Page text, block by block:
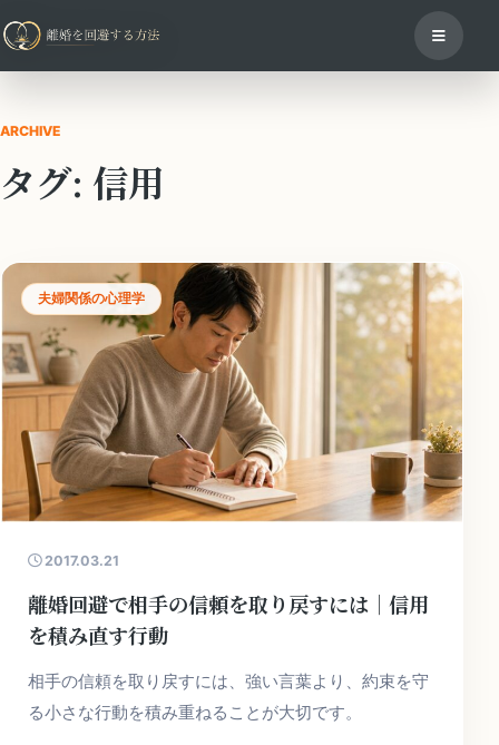
ARCHIVE
タグ: 信用
夫婦関係の心理学
2017.03.21
離婚回避で相手の信頼を取り戻すには｜信用
を積み直す行動
相手の信頼を取り戻すには、強い言葉より、約束を守
る小さな行動を積み重ねることが大切です。